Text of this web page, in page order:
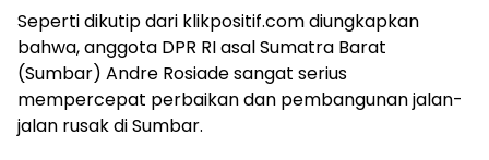
Seperti dikutip dari klikpositif.com diungkapkan
bahwa, anggota DPR RI asal Sumatra Barat
(Sumbar) Andre Rosiade sangat serius
mempercepat perbaikan dan pembangunan jalan-
jalan rusak di Sumbar.